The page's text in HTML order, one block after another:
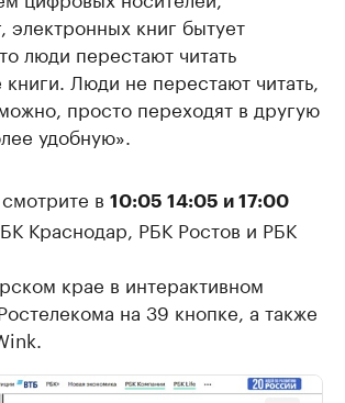
электронных книг бытует
люди перестают читать
Люди не перестают читать,
просто переходят в другую
удобную».
в 10:05 14:05 и 17:00
Краснодар, РБК Ростов и РБК
крае в интерактивном
на 39 кнопке, а также